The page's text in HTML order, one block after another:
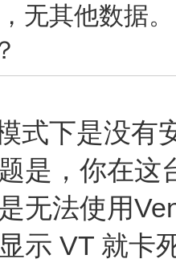
无其他数据。
式下是没有
是，你在
无法使用
示 VT 就卡